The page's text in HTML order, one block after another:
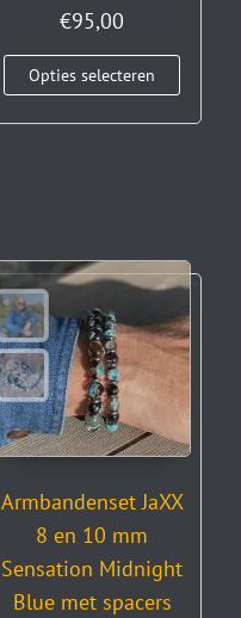
€95,00
Opties selecteren
Armbandenset JaXX
8 en 10 mm
Sensation Midnight
Blue met spacers